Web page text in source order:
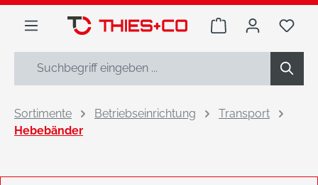
springen
Warenkorb Du
Sortimente Betriebseinrichtung
Transport
Hebebänder